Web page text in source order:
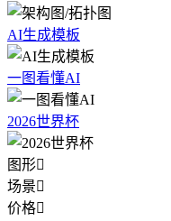
AI生成模板
一图看懂AI
2026世界杯
图形
场景
价格